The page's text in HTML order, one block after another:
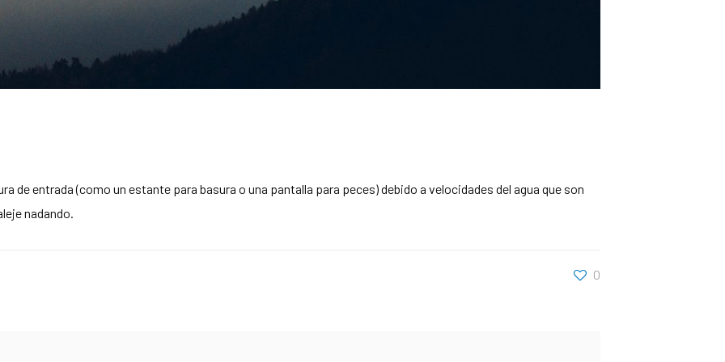
de entrada (como un estante para basura o una pantalla para peces) debido a velocidades del agua que son
nadando.
0